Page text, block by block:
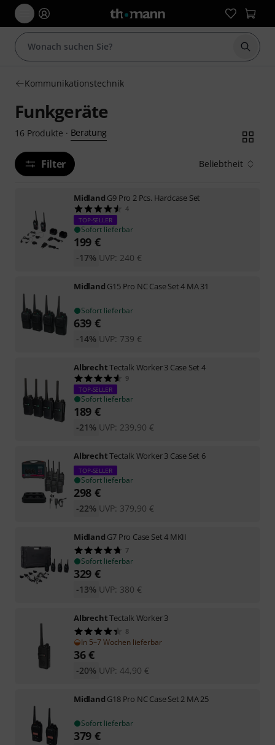
Suche
Kommunikationstechnik
Funkgeräte
16 Produkte · Beratung
Filter Beliebtheit
Midland G9 Pro 2 Pcs. Hardcase Set
4
TOP-SELLER
Sofort lieferbar
199 €
UVP: 240 €
-17%
Midland G15 Pro NC Case Set 4 MA 31
Sofort lieferbar
639 €
UVP: 739 €
-14%
AlbrechtTectalk Worker 3 Case Set 4
9
TOP-SELLER
Sofort lieferbar
189 €
UVP: 239,90 €
-21%
AlbrechtTectalk Worker 3 Case Set 6
TOP-SELLER
Sofort lieferbar
298 €
UVP: 379,90 €
-22%
Midland G7 Pro Case Set 4 MKII
7
Sofort lieferbar
329 €
UVP: 380 €
-13%
AlbrechtTectalk Worker 3
8
In 5–7 Wochen lieferbar
36€
UVP: 44,90 €
-20%
Midland G18 Pro NC Case Set 2 MA 25
Sofort lieferbar
379 €